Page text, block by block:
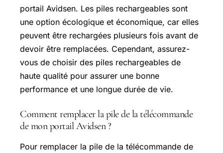
portail Avidsen. Les piles rechargeables sont
une option écologique et économique, car elles
peuvent être rechargées plusieurs fois avant de
devoir être remplacées. Cependant, assurez-
vous de choisir des piles rechargeables de
haute qualité pour assurer une bonne
performance et une longue durée de vie.
Comment remplacer la pile de la télécommande
de mon portail Avidsen ?
Pour remplacer la pile de la télécommande de